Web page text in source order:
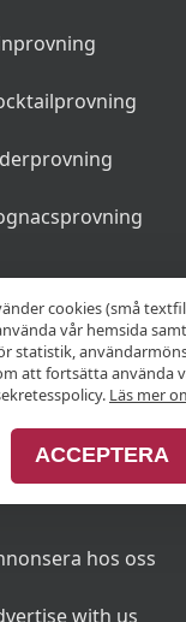
din restaurang
hos oss
with us
cookies (små
vår hemsida
statistik,
att fortsätta använda
Läs mer
ACCEPTERA